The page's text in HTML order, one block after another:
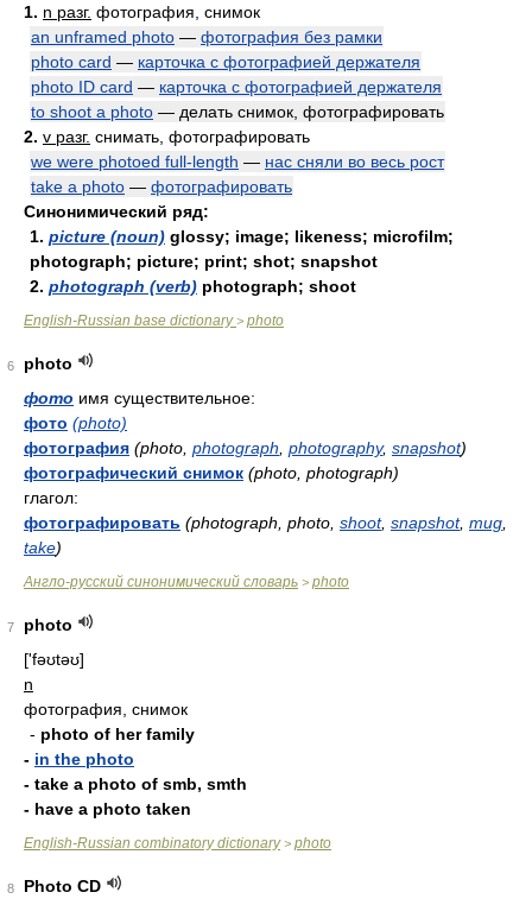
1. n разг. фотография, снимок
an unframed photo — фотография без рамки
photo card — карточка с фотографией держателя
photo ID card — карточка с фотографией держателя
to shoot a photo — делать снимок, фотографировать
2. v разг. снимать, фотографировать
we were photoed full-length — нас сняли во весь рост
take a photo — фотографировать
Синонимический ряд:
1. picture (noun) glossy; image; likeness; microfilm;
photograph; picture; print; shot; snapshot
2. photograph (verb) photograph; shoot
English-Russian base dictionary> photo
6
photo
фото имя существительное:
фото (photo)
фотография (photo, photograph photography, snapshot)
фотографический снимок (photo, photograph)
глагол:
фотографировать (photograph, photo, shoot, snapshot, mug
take)
Англо-русский синонимический словарь > photo
7
photo
['fəʊtəʊ]
n
фотография, снимок
- photo of her family
- in the photo
- take a photo of smb, smth
- have a photo taken
English-Russian combinatory dictionary> photo
8
Photo CD